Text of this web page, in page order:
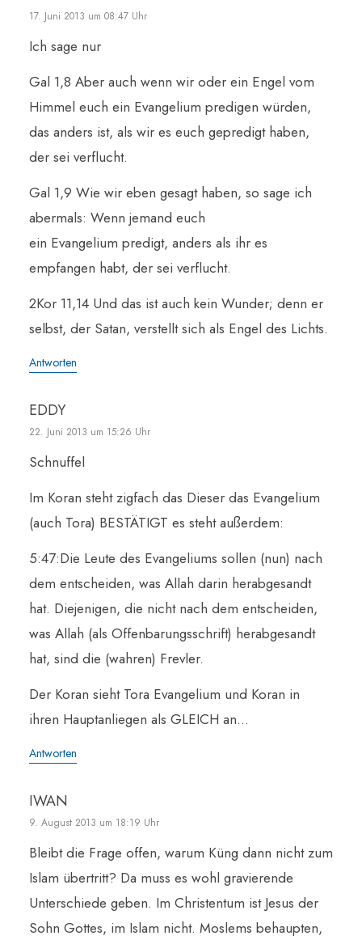
17. Juni 2013 um 08:47 Uhr
Ich sage nur
Gal 1,8 Aber auch wenn wir oder ein Engel vom
Himmel euch ein Evangelium predigen würden,
das anders ist, als wir es euch gepredigt haben,
der sei verflucht.
Gal 1,9 Wie wir eben gesagt haben, so sage ich
abermals: Wenn jemand euch
ein Evangelium predigt, anders als ihr es
empfangen habt, der sei verflucht.
2Kor 11,14 Und das ist auch kein Wunder; denn er
selbst, der Satan, verstellt sich als Engel des Lichts.
Antworten
EDDY
22. Juni 2013 um 15:26 Uhr
Schnuffel
Im Koran steht zigfach das Dieser das Evangelium
(auch Tora) BESTÄTIGT es steht außerdem:
5:47:Die Leute des Evangeliums sollen (nun) nach
dem entscheiden, was Allah darin herabgesandt
hat. Diejenigen, die nicht nach dem entscheiden,
was Allah (als Offenbarungsschrift) herabgesandt
hat, sind die (wahren) Frevler.
Der Koran sieht Tora Evangelium und Koran in
ihren Hauptanliegen als GLEICH an…
Antworten
IWAN
9. August 2013 um 18:19 Uhr
Bleibt die Frage offen, warum Küng dann nicht zum
Islam übertritt? Da muss es wohl gravierende
Unterschiede geben. Im Christentum ist Jesus der
Sohn Gottes, im Islam nicht. Moslems behaupten,